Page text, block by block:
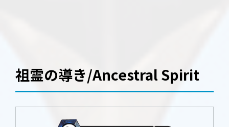
祖霊の導き/Ancestral Spirit